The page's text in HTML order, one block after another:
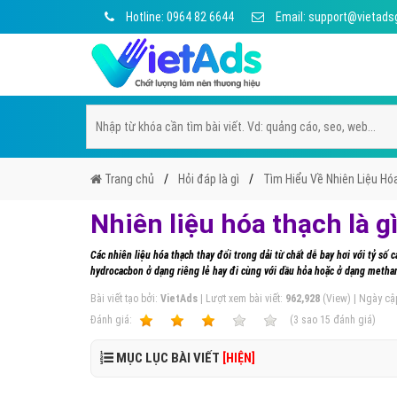
Hotline: 0964 82 6644 Email:
Trang chủ Hỏi đáp là gì Tìm Hiểu Về Nhiên Liệu
Nhiên liệu hóa thạch là
Các nhiên liệu hóa thạch thay đổi trong dải từ chất dễ bay hơi với tỷ số
hydrocacbon ở dạng riêng lẻ hay đi cùng với dầu hỏa hoặc ở dạng
Bài viết tạo bởi: VietAds | Lượt xem bài viết: 962,928 (View) | Ngày
Ðánh giá:
(3 sao 15 đánh giá)
MỤC LỤC BÀI VIẾT [HIỆN]